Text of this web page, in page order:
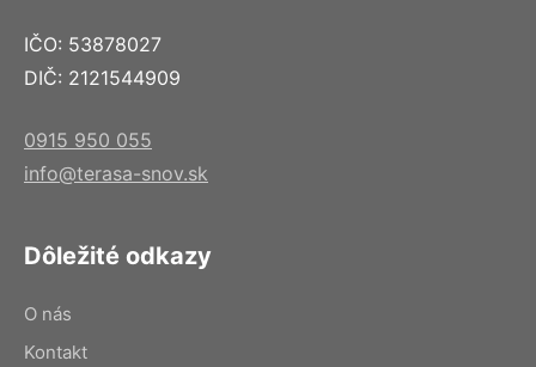
IČO: 53878027
DIČ: 2121544909
0915 950 055
info@terasa-snov.sk
Dôležité odkazy
O nás
Kontakt